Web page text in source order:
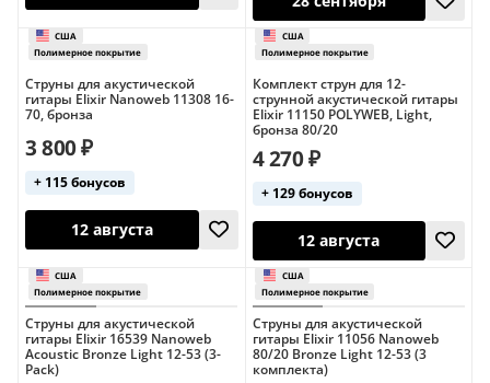
США
Полимерное покрытие
Завтра Завтра
28 сентября
28 сентября
Струны для акустической
гитары Elixir Nanoweb 11308 16-
70, бронза
3 800 ₽
+ 115 бонусов
Комплект струн для 12-
струнной акустической гитары
Elixir 11150 POLYWEB, Light,
бронза 80/20
4 270 ₽
+ 129 бонусов
Струны для акустической
гитары Elixir 16539 Nanoweb
Acoustic Bronze Light 12-53 (3-
Pack)
Струны для акустической
гитары Elixir 11056 Nanoweb
80/20 Bronze Light 12-53 (3
комплекта)